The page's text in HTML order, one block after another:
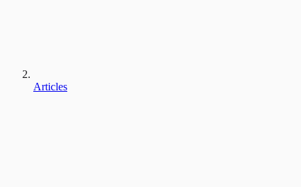
Articles